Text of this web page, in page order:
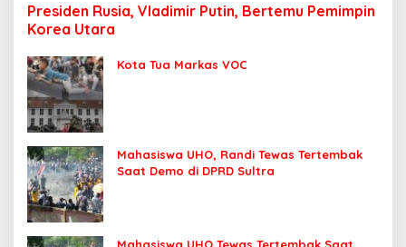
Presiden Rusia, Vladimir Putin, Bertemu Pemimpin
Korea Utara
Kota Tua Markas VOC
Mahasiswa UHO, Randi Tewas Tertembak
Saat Demo di DPRD Sultra
Mahasiswa UHO Tewas Tertembak Saat